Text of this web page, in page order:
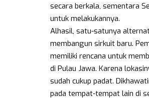
secara berkala, sementara
untuk melakukannya.
Alhasil, satu-satunya
membangun sirkuit baru.
memiliki rencana untuk
di Pulau Jawa. Karena
sudah cukup padat.
pada tempat-tempat lain di